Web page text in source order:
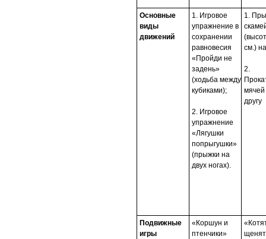
Основные
виды
движений
1. Игровое
упражнение в
сохранении
равновесия
«Пройди не
задень»
(ходьба между
кубиками);
2. Игровое
упражнение
«Лягушки
попрыгушки»
(прыжки на
двух ногах).
1.
см.)
2.
мячей
другу
Подвижные
игры
«Коршун и
птенчики»